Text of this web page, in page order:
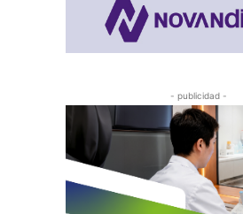
- publicidad -